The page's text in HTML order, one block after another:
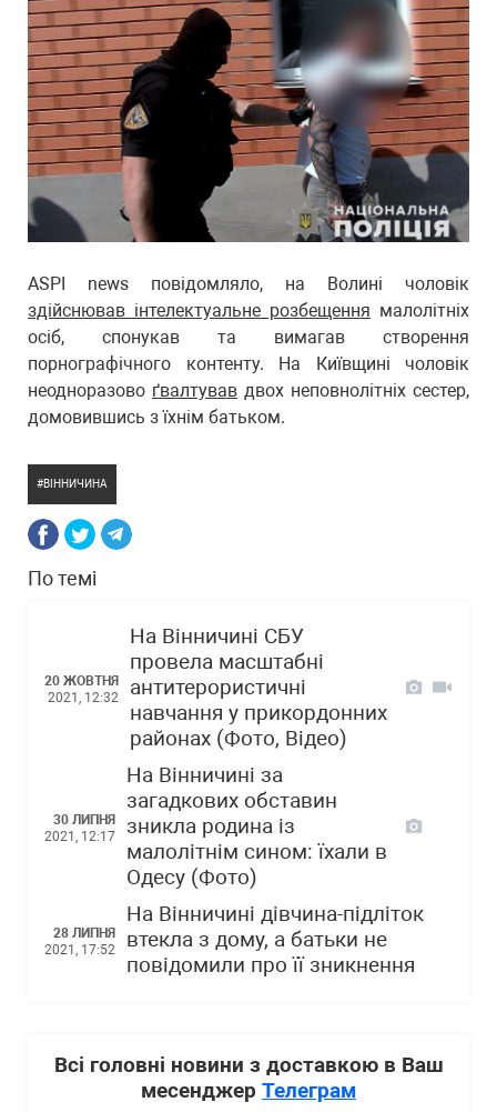
ASPI news повідомляло, на Волині чоловік
здійснював інтелектуальне розбещення малолітніх
осіб, спонукав та вимагав створення
порнографічного контенту. На Київщині чоловік
неодноразово ґвалтував двох неповнолітніх сестер,
домовившись з їхнім батьком.
ВІННИЧИНА
По темі
20 ЖОВТНЯ
2021, 12:32
На Вінничині СБУ
провела масштабні
антитерористичні
навчання у прикордонних
районах (Фото, Відео)
30 ЛИПНЯ
2021, 12:17
На Вінничині за
загадкових обставин
зникла родина із
малолітнім сином: їхали в
Одесу (Фото)
28 ЛИПНЯ
2021, 17:52
На Вінничині дівчина-підліток
втекла з дому, а батьки не
повідомили про її зникнення
Всі головні новини з доставкою в Ваш
месенджер Телеграм